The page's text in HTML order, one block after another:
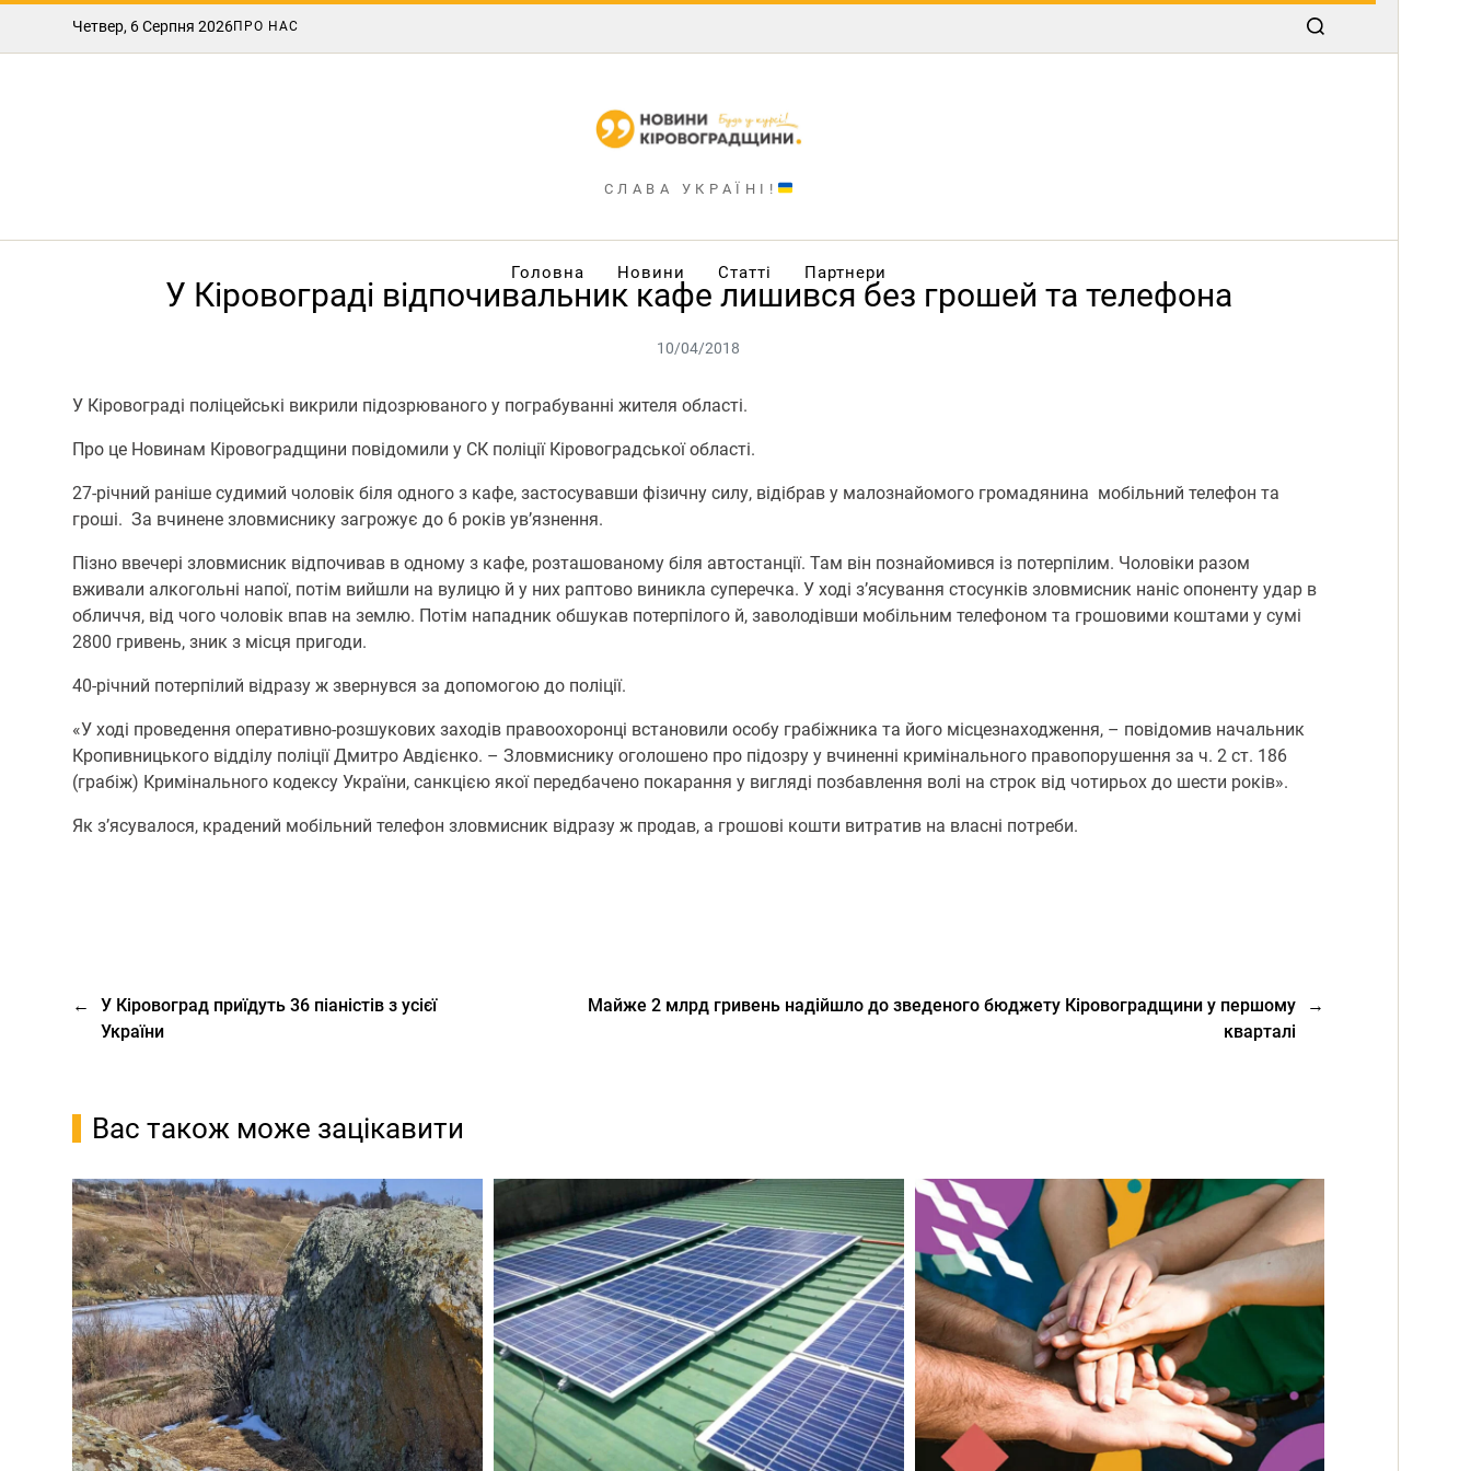
Четвер, 6 Серпня 2026ПРО НАС
СЛАВА УКРАЇНІ!
Головна Новини Статті Партнери
У Кіровограді відпочивальник кафе лишився без грошей та телефона
10/04/2018
У Кіровограді поліцейські викрили підозрюваного у пограбуванні жителя області.
Про це Новинам Кіровоградщини повідомили у СК поліції Кіровоградської області.
27-річний раніше судимий чоловік біля одного з кафе, застосувавши фізичну силу, відібрав у малознайомого громадянина мобільний телефон та
гроші. За вчинене зловмиснику загрожує до 6 років ув’язнення.
Пізно ввечері зловмисник відпочивав в одному з кафе, розташованому біля автостанції. Там він познайомився із потерпілим. Чоловіки разом
вживали алкогольні напої, потім вийшли на вулицю й у них раптово виникла суперечка. У ході з’ясування стосунків зловмисник наніс опоненту удар в
обличчя, від чого чоловік впав на землю. Потім нападник обшукав потерпілого й, заволодівши мобільним телефоном та грошовими коштами у сумі
2800 гривень, зник з місця пригоди.
40-річний потерпілий відразу ж звернувся за допомогою до поліції.
«У ході проведення оперативно-розшукових заходів правоохоронці встановили особу грабіжника та його місцезнаходження, – повідомив начальник
Кропивницького відділу поліції Дмитро Авдієнко. – Зловмиснику оголошено про підозру у вчиненні кримінального правопорушення за ч. 2 ст. 186
(грабіж) Кримінального кодексу України, санкцією якої передбачено покарання у вигляді позбавлення волі на строк від чотирьох до шести років».
Як з’ясувалося, крадений мобільний телефон зловмисник відразу ж продав, а грошові кошти витратив на власні потреби.
←
У Кіровоград приїдуть 36 піаністів з усієї
України
→
Майже 2 млрд гривень надійшло до зведеного бюджету Кіровоградщини у першому
кварталі
Вас також може зацікавити